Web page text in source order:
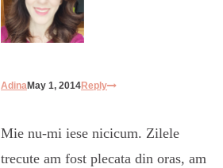
AdinaMay 1, 2014Reply
Mie nu-mi iese nicicum. Zilele
trecute am fost plecata din oras, am